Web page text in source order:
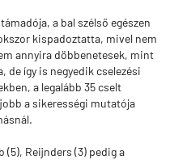
a bal szélső egészen
kispadoztatta, mivel nem
annyira döbbenetesek, mint
de így is negyedik cselezési
a legalább 35 cselt
a sikerességi mutatója
(5), Reijnders (3) pedig a